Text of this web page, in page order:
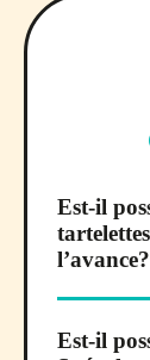
Est-il
l’avance?
Est-il